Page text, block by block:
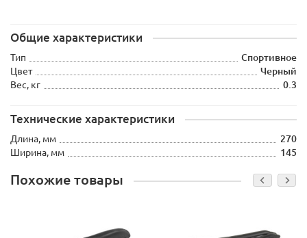
Общие характеристики
Тип
Спортивное
Цвет
Черный
Вес, кг
0.3
Технические характеристики
Длина, мм
270
Ширина, мм
145
Похожие товары